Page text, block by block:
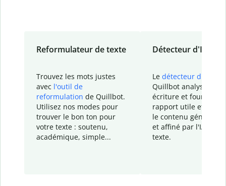
Reformulateur de texte
Trouvez les mots justes
avec l'outil de
reformulation de Quillbot.
Utilisez nos modes pour
trouver le bon ton pour
votre texte : soutenu,
académique, simple...
Détecteur d'IA
Le détecteur d'IA
Quillbot analyse votre
écriture et fournit un
rapport utile et
le contenu généré
et affiné par l'IA
texte.